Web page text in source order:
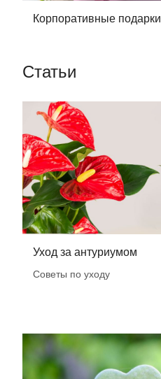
Корпоративные подарки
Статьи
Уход за антуриумом
Советы по уходу